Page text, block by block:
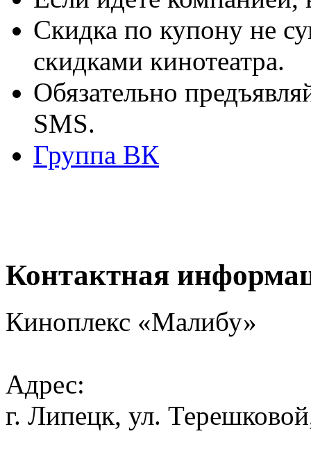
Скидка по купону не
скидками кинотеатра.
Обязательно
SMS.
Группа ВК
Контактная
Киноплекс «Малибу»
Адрес:
г. Липецк, ул.